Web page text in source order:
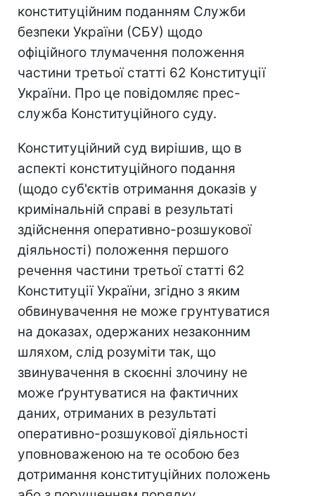
конституційним поданням Служби
безпеки України (СБУ) щодо
офіційного тлумачення положення
частини третьої статті 62 Конституції
України. Про це повідомляє прес-
служба Конституційного суду.
Конституційний суд вирішив, що в
аспекті конституційного подання
(щодо суб'єктів отримання доказів у
кримінальній справі в результаті
здійснення оперативно-розшукової
діяльності) положення першого
речення частини третьої статті 62
Конституції України, згідно з яким
обвинувачення не може грунтуватися
на доказах, одержаних незаконним
шляхом, слід розуміти так, що
звинувачення в скоєнні злочину не
може ґрунтуватися на фактичних
даних, отриманих в результаті
оперативно-розшукової діяльності
уповноваженою на те особою без
дотримання конституційних положень